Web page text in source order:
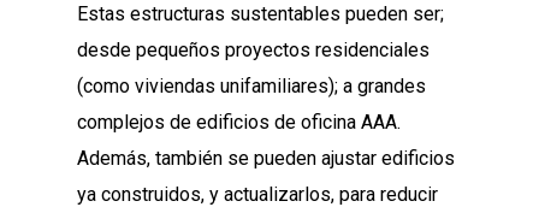
Estas estructuras sustentables pueden ser;
desde pequeños proyectos residenciales
(como viviendas unifamiliares); a grandes
complejos de edificios de oficina AAA.
Además, también se pueden ajustar edificios
ya construidos, y actualizarlos, para reducir